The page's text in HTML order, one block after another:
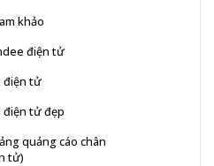
khảo
điện tử
điện tử
tử đẹp
quảng cáo chân
tử)